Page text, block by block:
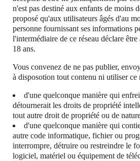
n'est pas destiné aux enfants de moins
proposé qu'aux utilisateurs âgés d'au
personne fournissant ses informations
l'intermédiaire de ce réseau déclare
18 ans.
Vous convenez de ne pas publier,
à disposotion tout contenu ni utiliser ce
d'une quelconque manière qui
détournerait les droits de propriété
tout autre droit de propriété ou de
d'une quelconque manière qui
autre code informatique, fichier ou
interrompre, détruire ou restreindre le
logiciel, matériel ou équipement de